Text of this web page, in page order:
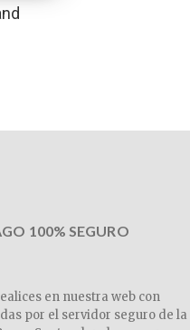
100% SEGURO
en nuestra web con
por el servidor seguro de la